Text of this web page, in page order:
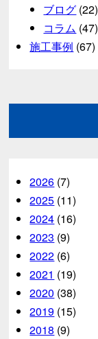
ブログ (22)
コラム (47)
施工事例 (67)
2026 (7)
2025 (11)
2024 (16)
2023 (9)
2022 (6)
2021 (19)
2020 (38)
2019 (15)
2018 (9)